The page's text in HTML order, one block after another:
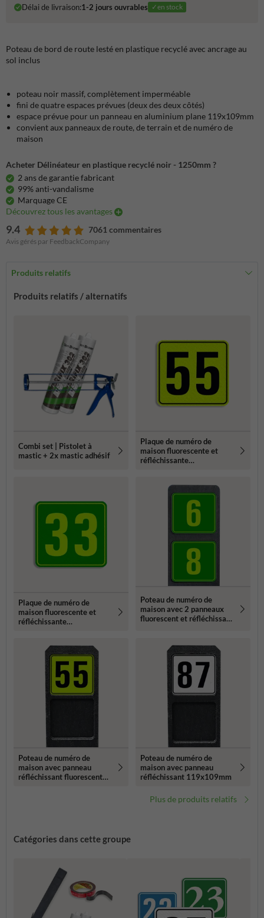
Délai de livraison:1-2 jours ouvrables ✓en stock
Poteau de bord de route lesté en plastique recyclé avec ancrage au
sol inclus
poteau noir massif, complètement imperméable
fini de quatre espaces prévues (deux des deux côtés)
espace prévue pour un panneau en aluminium plane 119x109mm
convient aux panneaux de route, de terrain et de numéro de
maison
Acheter Délinéateur en plastique recyclé noir - 1250mm ?
2 ans de garantie fabricant
99% anti-vandalisme
Marquage CE
Découvrez tous les avantages
9.4 7061 commentaires
Avis gérés par FeedbackCompany
Produits relatifs
Produits relatifs / alternatifs
Combi set | Pistolet à
mastic + 2x mastic adhésif
Plaque de numéro de
maison fluorescente et
réfléchissante
Plaque de numéro de
maison fluorescente et
réfléchissante
Poteau de numéro de
maison avec 2 panneaux
fluorescent et réfléchissant
Poteau de numéro de
maison avec panneau
réfléchissant fluorescent
Poteau de numéro de
maison avec panneau
réfléchissant 119x109mm
Plus de produits relatifs
Catégories dans cette groupe